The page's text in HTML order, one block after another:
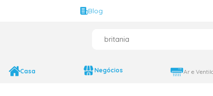
Blog
Casa Negócios Ar e